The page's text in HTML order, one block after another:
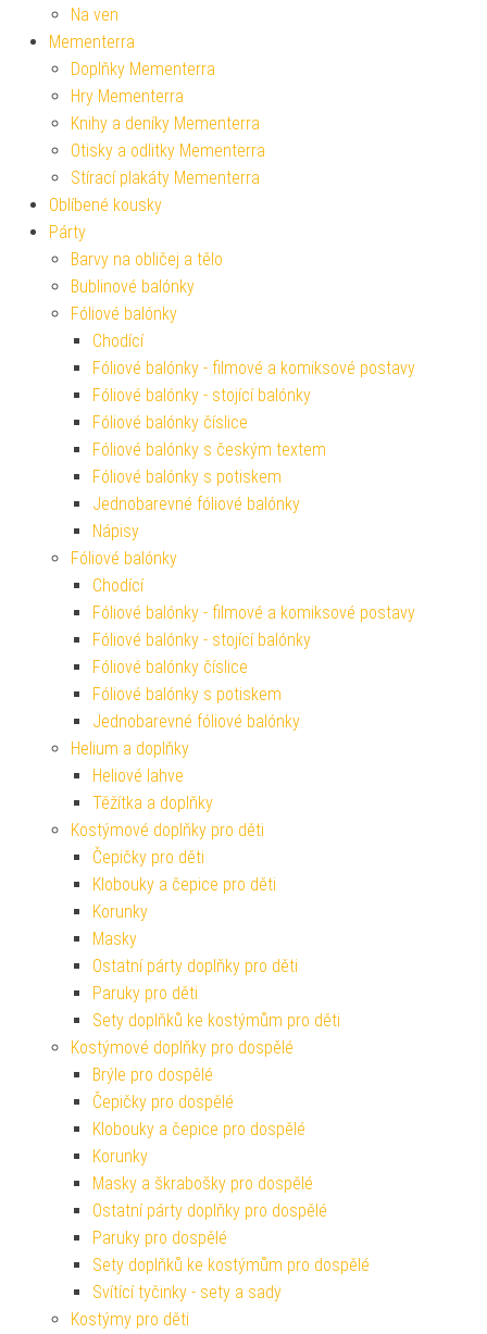
Na ven
Mementerra
Doplňky Mementerra
Hry Mementerra
Knihy a deníky Mementerra
Otisky a odlitky Mementerra
Stírací plakáty Mementerra
Oblíbené kousky
Párty
Barvy na obličej a tělo
Bublinové balónky
Fóliové balónky
Chodící
Fóliové balónky - filmové a komiksové postavy
Fóliové balónky - stojící balónky
Fóliové balónky číslice
Fóliové balónky s českým textem
Fóliové balónky s potiskem
Jednobarevné fóliové balónky
Nápisy
Fóliové balónky
Chodící
Fóliové balónky - filmové a komiksové postavy
Fóliové balónky - stojící balónky
Fóliové balónky číslice
Fóliové balónky s potiskem
Jednobarevné fóliové balónky
Helium a doplňky
Heliové lahve
Těžítka a doplňky
Kostýmové doplňky pro děti
Čepičky pro děti
Klobouky a čepice pro děti
Korunky
Masky
Ostatní párty doplňky pro děti
Paruky pro děti
Sety doplňků ke kostýmům pro děti
Kostýmové doplňky pro dospělé
Brýle pro dospělé
Čepičky pro dospělé
Klobouky a čepice pro dospělé
Korunky
Masky a škrabošky pro dospělé
Ostatní párty doplňky pro dospělé
Paruky pro dospělé
Sety doplňků ke kostýmům pro dospělé
Svítící tyčinky - sety a sady
Kostýmy pro děti